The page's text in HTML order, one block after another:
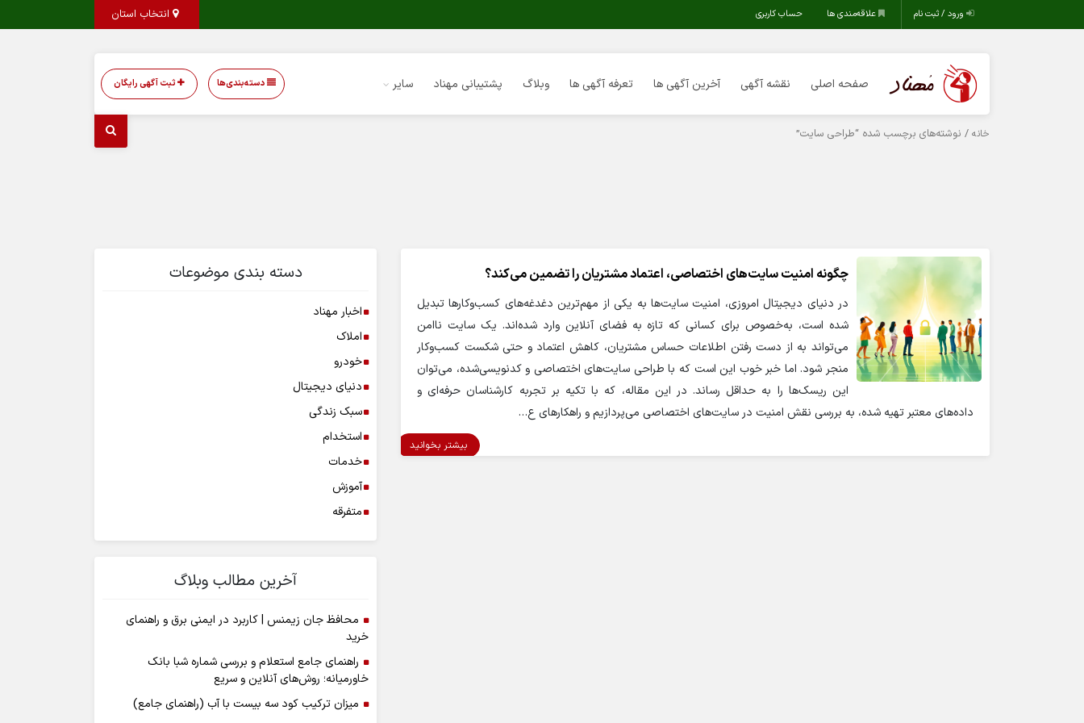
ورود / ثبت نام علاقه‌مندی ها حساب کاربری
صفحه اصلی نقشه آگهی آخرین آگهی ها تعرفه آگهی ها وبلاگ پشتیبانی مهناد سایر دسته‌بندی‌ها ثبت آگهی رایگان
خانه / نوشته‌های برچسب شده “طراحی سایت”
چگونه امنیت سایت‌های اختصاصی، اعتماد مشتریان را تضمین می‌کند؟
در دنیای دیجیتال امروزی، امنیت سایت‌ها به یکی از مهم‌ترین دغدغه‌های کسب‌وکارها تبدیل
شده است، به‌خصوص برای کسانی که تازه به فضای آنلاین وارد شده‌اند. یک سایت ناامن
می‌تواند به از دست رفتن اطلاعات حساس مشتریان، کاهش اعتماد و حتی شکست کسب‌وکار
منجر شود. اما خبر خوب این است که با طراحی سایت‌های اختصاصی و کدنویسی‌شده، می‌توان
این ریسک‌ها را به حداقل رساند. در این مقاله، که با تکیه بر تجربه کارشناسان حرفه‌ای و
داده‌های معتبر تهیه شده، به بررسی نقش امنیت در سایت‌های اختصاصی می‌پردازیم و راهکارهای ع…
بیشتر بخوانید
دسته بندی موضوعات
اخبار مهناد
املاک
خودرو
دنیای دیجیتال
سبک زندگی
استخدام
خدمات
آموزش
متفرقه
آخرین مطالب وبلاگ
محافظ جان زیمنس | کاربرد در ایمنی برق و راهنمای
خرید
راهنمای جامع استعلام و بررسی شماره شبا بانک
خاورمیانه؛ روش‌های آنلاین و سریع
میزان ترکیب کود سه بیست با آب (راهنمای جامع)